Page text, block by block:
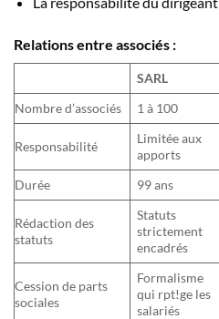
Relations entre associés :
SARL
Nombre d’associés
1 à 100
Responsabilité
Limitée aux
apports
Durée 99 ans
Rédaction des
statuts
Statuts
strictement
encadrés
Cession de parts
sociales
Formalisme
qui rpt!ge les
salariés